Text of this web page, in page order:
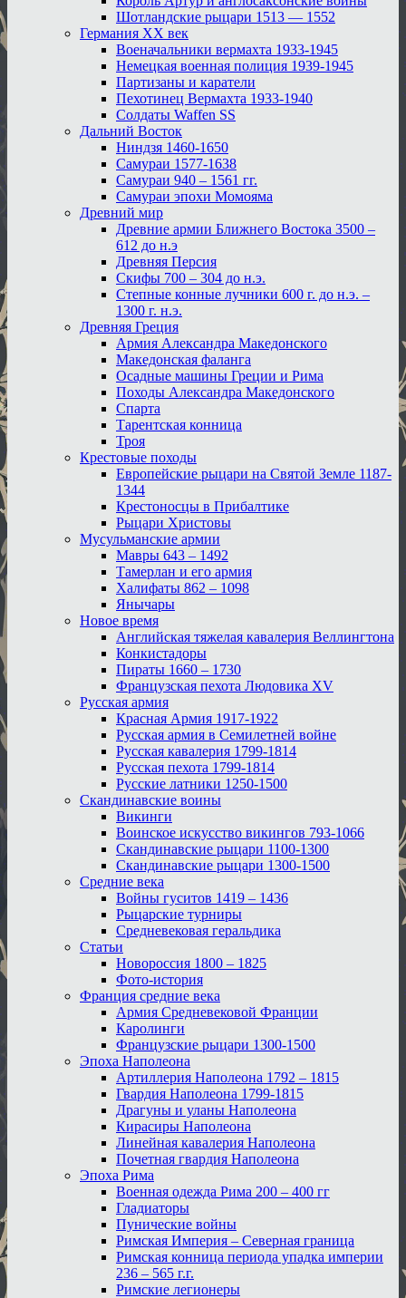
Шотландские рыцари 1513 — 1552
Германия XX век
Военачальники вермахта 1933-1945
Немецкая военная полиция 1939-1945
Партизаны и каратели
Пехотинец Вермахта 1933-1940
Солдаты Waffen SS
Дальний Восток
Ниндзя 1460-1650
Самураи 1577-1638
Самураи 940 – 1561 гг.
Самураи эпохи Момояма
Древний мир
Древние армии Ближнего Востока 3500 –
612 до н.э
Древняя Персия
Скифы 700 – 304 до н.э.
Степные конные лучники 600 г. до н.э. –
1300 г. н.э.
Древняя Греция
Армия Александра Македонского
Македонская фаланга
Осадные машины Греции и Рима
Походы Александра Македонского
Спарта
Тарентская конница
Троя
Крестовые походы
Европейские рыцари на Святой Земле 1187-
1344
Крестоносцы в Прибалтике
Рыцари Христовы
Мусульманские армии
Мавры 643 – 1492
Тамерлан и его армия
Халифаты 862 – 1098
Янычары
Новое время
Английская тяжелая кавалерия Веллингтона
Конкистадоры
Пираты 1660 – 1730
Французская пехота Людовика XV
Русская армия
Красная Армия 1917-1922
Русская армия в Семилетней войне
Русская кавалерия 1799-1814
Русская пехота 1799-1814
Русские латники 1250-1500
Скандинавские воины
Викинги
Воинское искусство викингов 793-1066
Скандинавские рыцари 1100-1300
Скандинавские рыцари 1300-1500
Средние века
Войны гуситов 1419 – 1436
Рыцарские турниры
Средневековая геральдика
Статьи
Новороссия 1800 – 1825
Фото-история
Франция средние века
Армия Средневековой Франции
Каролинги
Французские рыцари 1300-1500
Эпоха Наполеона
Артиллерия Наполеона 1792 – 1815
Гвардия Наполеона 1799-1815
Драгуны и уланы Наполеона
Кирасиры Наполеона
Линейная кавалерия Наполеона
Почетная гвардия Наполеона
Эпоха Рима
Военная одежда Рима 200 – 400 гг
Гладиаторы
Пунические войны
Римская Империя – Северная граница
Римская конница периода упадка империи
236 – 565 г.г.
Римские легионеры